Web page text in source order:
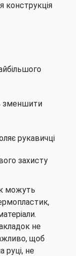
конструкція
зменшити
рукавичці
захисту
можуть
не
щоб
руці, не